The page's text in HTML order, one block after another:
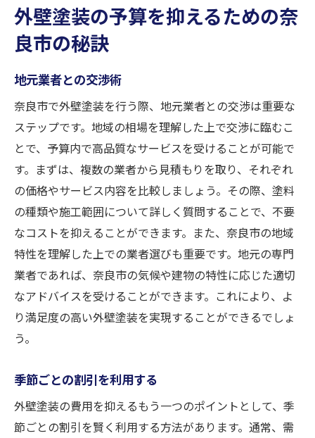
外壁塗装の予算を抑えるための奈
良市の秘訣
地元業者との交渉術
奈良市で外壁塗装を行う際、地元業者との交渉は重要な
ステップです。地域の相場を理解した上で交渉に臨むこ
とで、予算内で高品質なサービスを受けることが可能で
す。まずは、複数の業者から見積もりを取り、それぞれ
の価格やサービス内容を比較しましょう。その際、塗料
の種類や施工範囲について詳しく質問することで、不要
なコストを抑えることができます。また、奈良市の地域
特性を理解した上での業者選びも重要です。地元の専門
業者であれば、奈良市の気候や建物の特性に応じた適切
なアドバイスを受けることができます。これにより、よ
り満足度の高い外壁塗装を実現することができるでしょ
う。
季節ごとの割引を利用する
外壁塗装の費用を抑えるもう一つのポイントとして、季
節ごとの割引を賢く利用する方法があります。通常、需